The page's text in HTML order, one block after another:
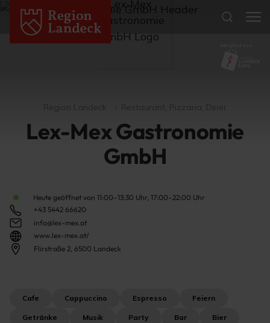
Lex-Mex Gastronomie
GmbH
Heute geöffnet von 11:00–13:30 Uhr, 17:00–22:00 Uhr
+43 5442 66620
info@lex-mex.at
www.lex-mex.at/
Flirstraße 2, 6500 Landeck
Cafe Cappuccino Espresso Feiern
Getränke Musik Party Bar Bier